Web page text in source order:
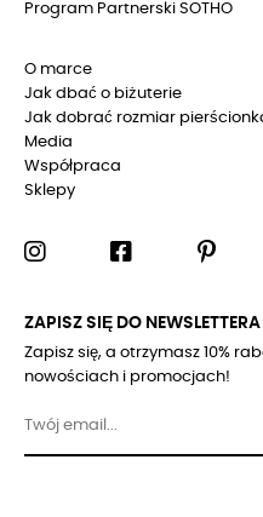
Program Partnerski SOTHO
O marce
Jak dbać o biżuterie
Jak dobrać rozmiar
Media
Współpraca
Sklepy
ZAPISZ SIĘ DO NEWSLETTERA
Zapisz się, a otrzymasz 10%
nowościach i promocjach!